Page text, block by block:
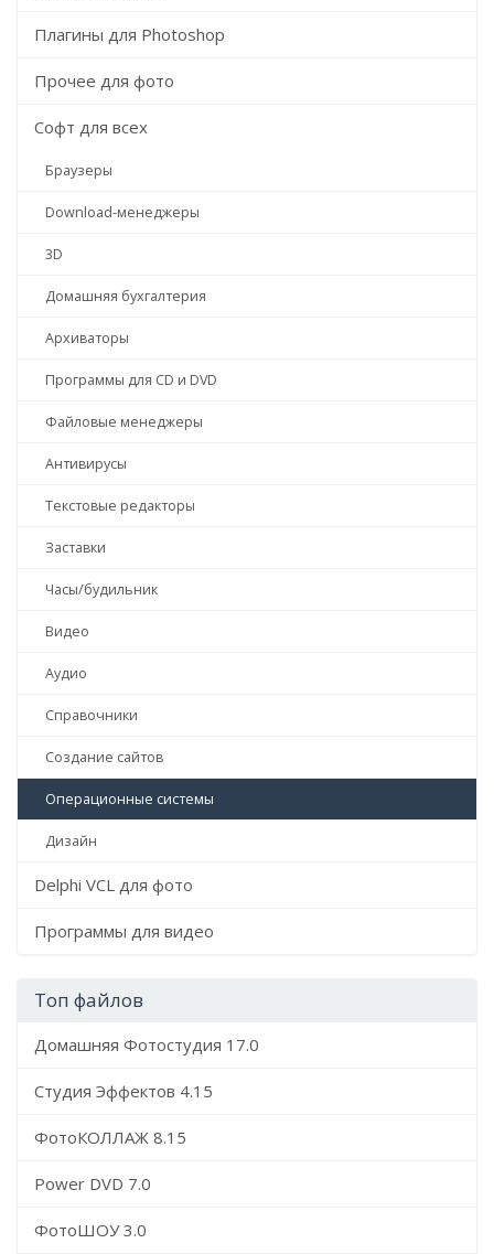
Плагины для Photoshop
Прочее для фото
Софт для всех
Браузеры
Download-менеджеры
3D
Домашняя бухгалтерия
Архиваторы
Программы для CD и DVD
Файловые менеджеры
Антивирусы
Текстовые редакторы
Заставки
Часы/будильник
Видео
Аудио
Справочники
Создание сайтов
Операционные системы
Дизайн
Delphi VCL для фото
Программы для видео
Топ файлов
Домашняя Фотостудия 17.0
Студия Эффектов 4.15
ФотоКОЛЛАЖ 8.15
Power DVD 7.0
ФотоШОУ 3.0